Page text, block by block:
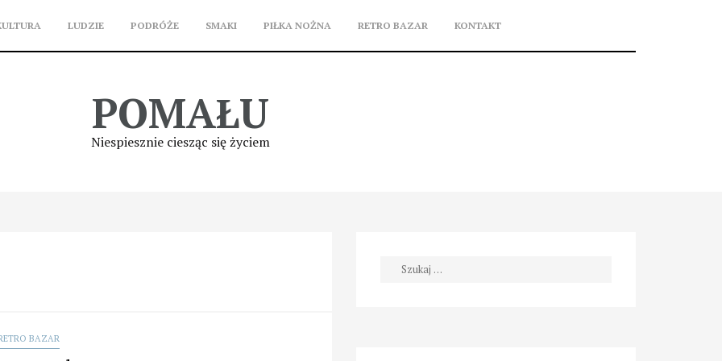
LUDZIE PODRÓŻE SMAKI PIŁKA NOŻNA RETRO BAZAR KONTAKT
POMAŁU
Niespiesznie ciesząc się życiem
BAZAR
Szukaj: